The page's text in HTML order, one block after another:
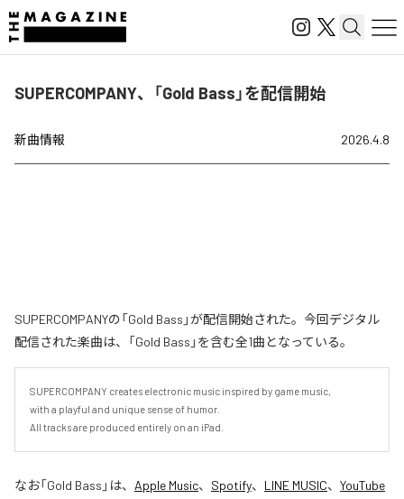
SUPERCOMPANY、「Gold Bass」を配信開始
新曲情報 2026.4.8
SUPERCOMPANYの「Gold Bass」が配信開始された。今回デジタル
配信された楽曲は、「Gold Bass」を含む全1曲となっている。
SUPERCOMPANY creates electronic music inspired by game music,
with a playful and unique sense of humor.
All tracks are produced entirely on an iPad.
なお「Gold Bass 」は、 Apple Music、 Spotify、 LINE MUSIC、 YouTube